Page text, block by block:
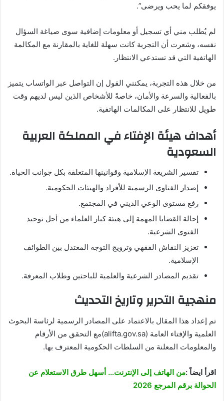
يوفقكم لما يحب ويرضى”.
لم يُطلب مني أي تسجيل أو معلومات إضافية سوى صياغة السؤال
نفسه، وشعرت أن التجربة كانت سهلة للغاية بالمقارنة مع المكالمة
الهاتفية التي قد تستدعي الانتظار.
من خلال هذه التجربة، يمكنني القول إن التواصل عبر الواتساب يتميز
بالفعالية والسرعة والأمان، خاصةً للأشخاص الذين ليس لديهم وقت
طويل للانتظار على المكالمات الهاتفية.
أهداف هيئة الإفتاء في المملكة العربية
السعودية
تفسير الشريعة الإسلامية وقوانينها المتعلقة بكل جوانب الحياة.
إصدار الفتاوى الرسمية للأفراد والهيئات الحكومية.
رفع مستوى الوعي الديني في المجتمع.
إحالة القضايا المهمة إلى هيئة كبار العلماء من أجل توحيد
الفتوى الشرعية.
تعزيز النقاش الفقهي وترويج التوجه المعتدل بين الطوائف
الإسلامية.
تقديم المصادر الشرعية والعلمية للباحثين وطلاب المعرفة.
منهجية التحرير وتاريخ التحديث
تم إعداد هذا المقال بالاعتماد على المصادر الرسمية لرئاسة البحوث
العلمية والإفتاء العامة (alifta.gov.sa)
مع التحقق من الأرقام
والمعلومات المعلنة من السلطات الحكومية المعترف بها.
اقرأ ايضاً :من الهاتف إلى الإنترنت… أسهل طرق الاستعلام عن
الحوالة برقم المرجع 2026